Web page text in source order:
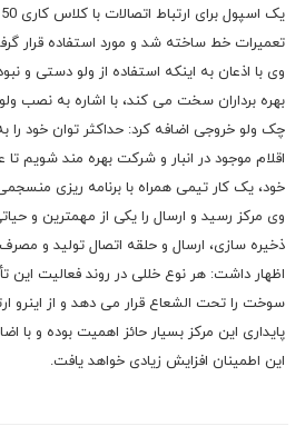
تعمیرات خط ساخته شد و مورد استفاده قرار
وی با اذعان به اینکه استفاده از ولو دستی و
بهره برداران سخت می کند، با اشاره به نصب
چک ولو خروجی اضافه کرد: حداکثر توان خود را
اقلام موجود در انبار و شرکت بهره مند شویم تا
خود، یک کار تیمی همراه با برنامه ریزی
وی مرکز رسید و ارسال را یکی از مهمترین و
ذخیره سازی، ارسال و حلقه اتصال تولید و
اظهار داشت: هر نوع خللی در روند فعالیت این
سوخت را تحت الشعاع قرار می دهد و از اینرو
پایداری این مرکز بسیار حائز اهمیت بوده و
این اطمینان افزایش زیادی خواهد یافت.